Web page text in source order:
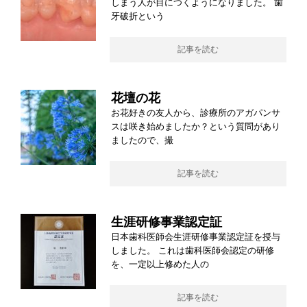
しまう人が目につくようになりました。 歯
牙破折という
記事を読む
花壇の花
お花好きの友人から、診療所のアガパンサ
スは咲き始めましたか？という質問があり
ましたので、撮
記事を読む
生涯研修事業認定証
日本歯科医師会生涯研修事業認定証を授与
しました。 これは歯科医師会認定の研修
を、一定以上修めた人の
記事を読む